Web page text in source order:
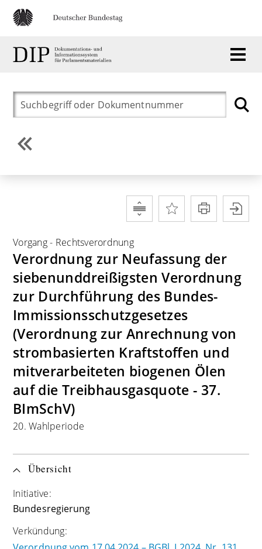
Vorgang- Rechtsverordnung
Verordnung zur Neufassung der
siebenunddreißigsten Verordnung
zur Durchführung des Bundes-
Immissionsschutzgesetzes
(Verordnung zur Anrechnung von
strombasierten Kraftstoffen und
mitverarbeiteten biogenen Ölen
auf die Treibhausgasquote - 37.
BImSchV)
20. Wahlperiode
Übersicht
Initiative:
Bundesregierung
Verkündung: